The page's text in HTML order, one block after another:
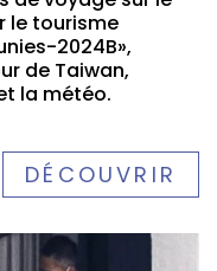
le tourisme
2024B»,
de Taiwan,
la météo.
DÉCOUVRIR